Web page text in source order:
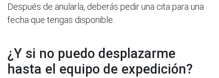
Después de anularla, deberás pedir una cita para una
fecha que tengas disponible.
¿Y si no puedo desplazarme
hasta el equipo de expedición?